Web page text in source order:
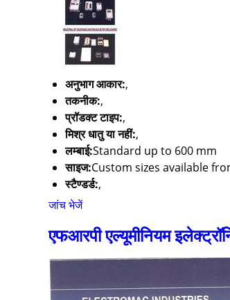
अनुभाग आकार:,
तकनीक:,
प्रॉडक्ट टाइप:,
मिश्र धातु या नहीं:,
लम्बाई:Standard up to 600 mm
साइज:Custom sizes available
स्टैण्डर्ड:,
जांच भेजें
एफआरपी एल्यूमीनियम